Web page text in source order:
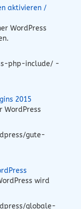
aktivieren /
WordPress
php-include/ -
2015
WordPress
gute-
wird
globale-